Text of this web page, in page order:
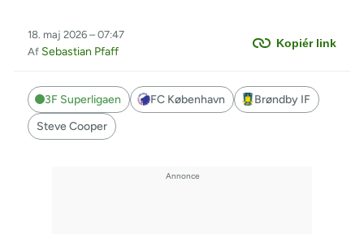
Kopiér link
18. maj 2026 – 07:47
Af Sebastian Pfaff
3F Superligaen FC København
Brøndby IF
Steve Cooper